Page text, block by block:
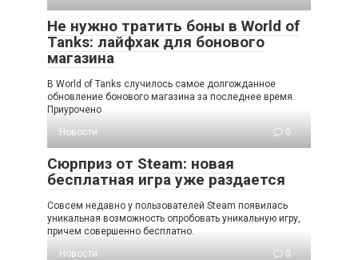
Не нужно тратить боны в World of
Tanks: лайфхак для бонового
магазина
В World of Tanks случилось самое долгожданное
обновление бонового магазина за последнее время.
Приурочено
Новости
0
Сюрприз от Steam: новая
бесплатная игра уже раздается
Совсем недавно у пользователей Steam появилась
уникальная возможность опробовать уникальную игру,
причем совершенно бесплатно.
Новости
0